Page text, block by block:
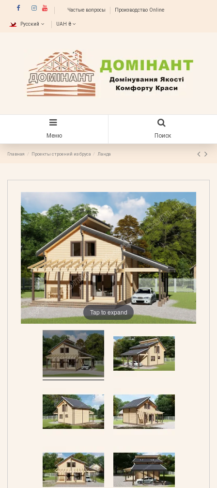
Частые вопросы Производство Online
Русский UAH ₴
Меню Поиск
Главная Проекты строений из бруса Ланда
Tap to expand